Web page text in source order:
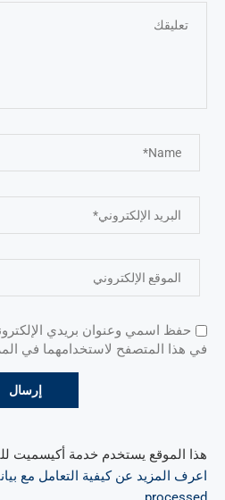
حفظ اسمي وعنوان بريدي
في هذا المتصفح لاستخدامهما في
هذا الموقع يستخدم خدمة أكيسميت
اعرف المزيد عن كيفية التعامل مع